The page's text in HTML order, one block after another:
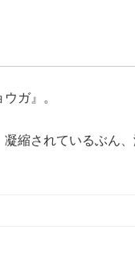
ガ』。
縮されているぶん